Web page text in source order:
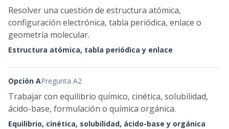
Resolver una cuestión de estructura atómica,
configuración electrónica, tabla periódica, enlace o
geometría molecular.
Estructura atómica, tabla periódica y enlace
Opción APregunta A2
Trabajar con equilibrio químico, cinética, solubilidad,
ácido-base, formulación o química orgánica.
Equilibrio, cinética, solubilidad, ácido-base y orgánica